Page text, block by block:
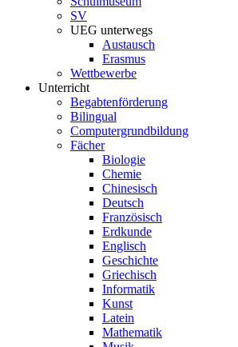
SV
UEG unterwegs
Austausch
Erasmus
Wettbewerbe
Unterricht
Begabtenförderung
Bilingual
Computergrundbildung
Fächer
Biologie
Chemie
Chinesisch
Deutsch
Französisch
Erdkunde
Englisch
Geschichte
Griechisch
Informatik
Kunst
Latein
Mathematik